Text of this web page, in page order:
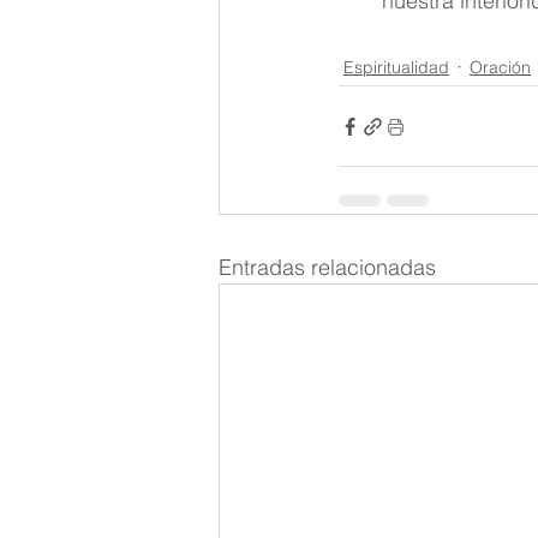
Espiritualidad Oración
Entradas relacionadas